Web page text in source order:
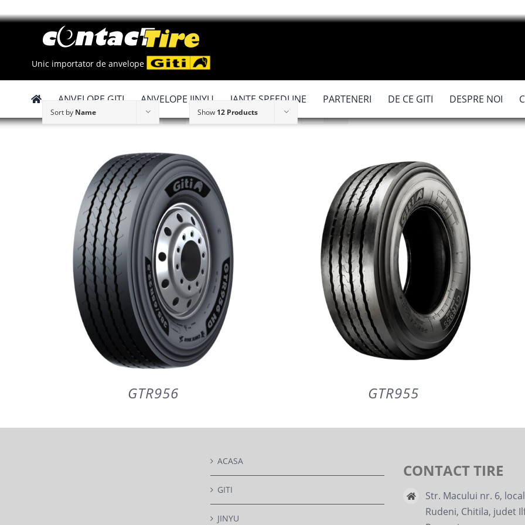
to
Unic importator de anvelope
ANVELOPE GITI ANVELOPE JINYU JANTE SPEEDLINE PARTENERI DE CE GITI DESPRE NOI
Sort by Name Show 12 Products
GTR956 GTR955
ACASA
GITI
JINYU
CONTACT TIRE
Str. Macului nr. 6,
Rudeni, Chitila, judet